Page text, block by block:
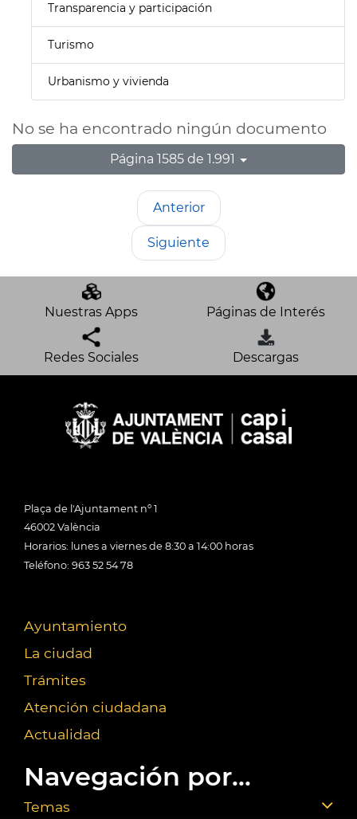
Transparencia y participación
Turismo
Urbanismo y vivienda
No se ha encontrado ningún documento
Página 1585 de 1.991
Anterior
Siguiente
Nuestras Apps Páginas de Interés
Redes Sociales Descargas
Plaça de l'Ajuntament nº 1
46002 València
Horarios: lunes a viernes de 8:30 a 14:00 horas
Teléfono: 963 52 54 78
Ayuntamiento
La ciudad
Trámites
Atención ciudadana
Actualidad
Navegación por...
Temas